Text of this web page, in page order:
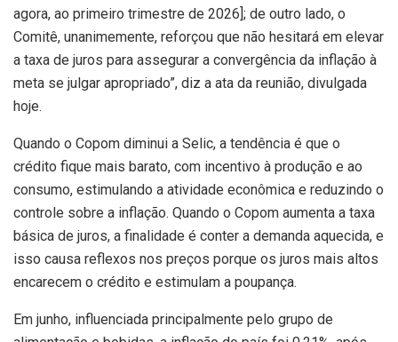
agora, ao primeiro trimestre de 2026]; de outro lado, o
Comitê, unanimemente, reforçou que não hesitará em elevar
a taxa de juros para assegurar a convergência da inflação à
meta se julgar apropriado”, diz a ata da reunião, divulgada
hoje.
Quando o Copom diminui a Selic, a tendência é que o
crédito fique mais barato, com incentivo à produção e ao
consumo, estimulando a atividade econômica e reduzindo o
controle sobre a inflação. Quando o Copom aumenta a taxa
básica de juros, a finalidade é conter a demanda aquecida, e
isso causa reflexos nos preços porque os juros mais altos
encarecem o crédito e estimulam a poupança.
Em junho, influenciada principalmente pelo grupo de